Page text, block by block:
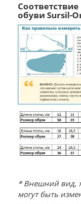
обуви Sursil-
* Внешний вид,
могут быть